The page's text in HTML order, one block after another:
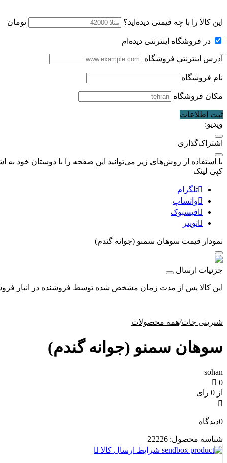
این کالا را با چه قیمتی دیده‌اید؟ تومان
در فروشگاه اینترنتی دیده‌ام
آدرس اینترنتی فروشگاه
نام فروشگاه
مکان فروشگاه
ثبت اطلاعات
ویدیو:
اشتراک‌گذاری
با استفاده از روش‌های زیر می‌توانید این صفحه را با دوستان خود به
کپی لینک
تلگرام
واتساپ
فیسبوک
تویتر
نمودار قیمت سوهان سمنو (جوانه گندم)
جزئیات ارسال
این کالا پس از مدت زمان مشخص شده توسط فروشنده در انبار
شیرینی جات/همه محصولات
سوهان سمنو (جوانه گندم)
sohan
0
از 0 رای
0دیدگاه
شناسه محصول: 22226
شرایط ارسال کالا